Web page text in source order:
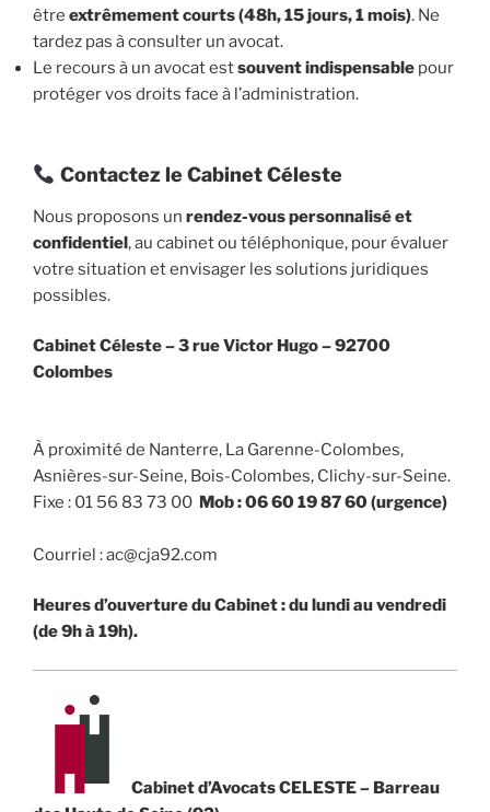
être extrêmement courts (48h, 15 jours, 1 mois). Ne
tardez pas à consulter un avocat.
Le recours à un avocat estsouvent indispensable pour
protéger vos droits face à l’administration.
Contactez le Cabinet Céleste
Nous proposons un rendez-vous personnalisé et
confidentiel, au cabinet ou téléphonique, pour évaluer
votre situation et envisager les solutions juridiques
possibles.
Cabinet Céleste –3 rue Victor Hugo – 92700
Colombes
À proximité de Nanterre, La Garenne-Colombes,
Asnières-sur-Seine, Bois-Colombes, Clichy-sur-Seine.
Fixe : 01 56 83 73 00 Mob : 06 60 19 87 60 (urgence)
Courriel : ac@cja92.com
Heures d’ouverture du Cabinet : du lundi au vendredi
(de 9h à 19h).
Cabinet d’Avocats CELESTE – Barreau